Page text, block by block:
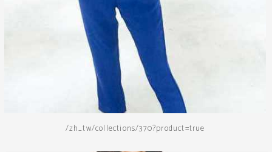
/zh_tw/collections/370?product=true